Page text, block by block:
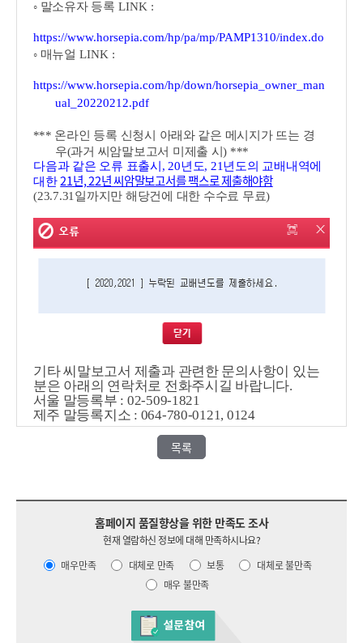
◦ 말소유자 등록 LINK :
https://www.horsepia.com/hp/pa/mp/PAMP1310/index.do
◦ 매뉴얼 LINK :
https://www.horsepia.com/hp/down/horsepia_owner_man
ual_20220212.pdf
*** 온라인 등록 신청시 아래와 같은 메시지가 뜨는 경
우(과거 씨암말보고서 미제출 시) ***
다음과 같은 오류 표출시, 20년도, 21년도의 교배내역에
대한21년, 22년 씨암말보고서를 팩스로 제출해야함
(23.7.31일까지만 해당건에 대한 수수료 무료)
기타 씨말보고서 제출과 관련한 문의사항이 있는
분은 아래의 연락처로 전화주시길 바랍니다.
서울 말등록부 : 02-509-1821
제주 말등록지소 : 064-780-0121, 0124
목록
홈페이지 품질향상을 위한 만족도 조사
현재 열람하신 정보에 대해 만족하시나요?
매우만족
대체로 만족 보통
대체로 불만족
매우 불만족